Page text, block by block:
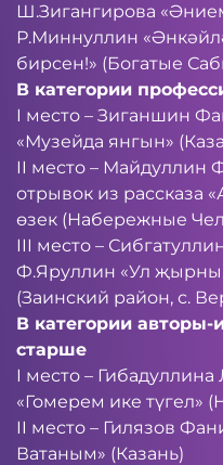
Ш.Зигангирова
Р.Миннуллин
бирсен!» (Богатые
В категории
I место – Зиганшин
«Музейда янгын»
II место – Майдуллин
отрывок из рассказа
өзек (Набережные
III место –
Ф.Яруллин «Ул җырны
(Заинский район, с.
В категории авторы-
старше
I место –
«Гомерем ике түгел»
II место – Гилязов
Ватаным» (Казань)